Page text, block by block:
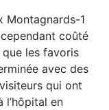
Montagnards-1
coûté
les favoris
avec des
qui ont
l’hôpital en